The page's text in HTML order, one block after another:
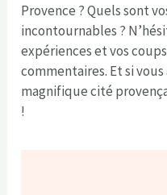
Provence ? Quels sont
incontournables ?
expériences et vos
commentaires. Et si
magnifique cité
!